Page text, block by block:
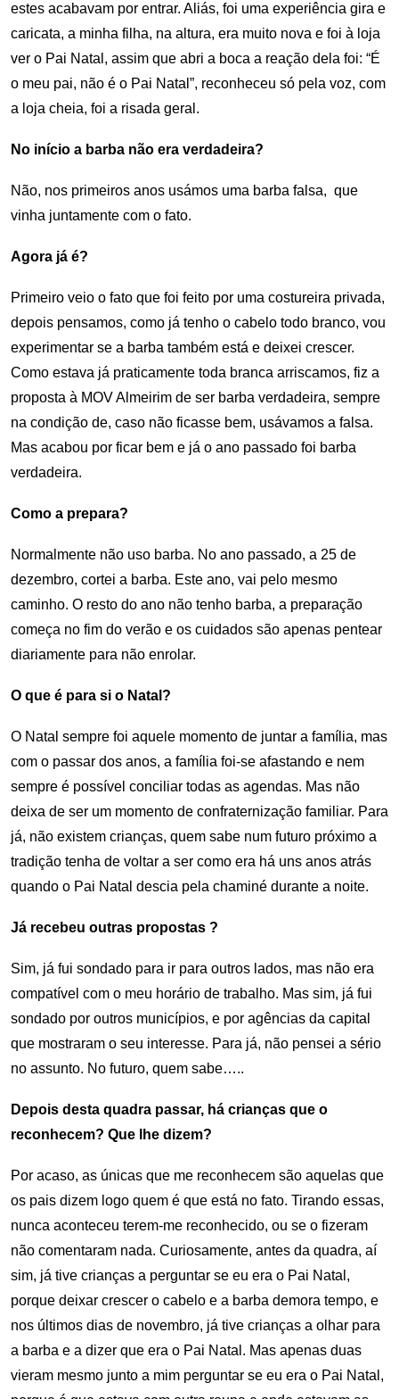
estes acabavam por entrar. Aliás, foi uma experiência gira e
caricata, a minha filha, na altura, era muito nova e foi à loja
ver o Pai Natal, assim que abri a boca a reação dela foi: “É
o meu pai, não é o Pai Natal”, reconheceu só pela voz, com
a loja cheia, foi a risada geral.
No início a barba não era verdadeira?
Não, nos primeiros anos usámos uma barba falsa, que
vinha juntamente com o fato.
Agora já é?
Primeiro veio o fato que foi feito por uma costureira privada,
depois pensamos, como já tenho o cabelo todo branco, vou
experimentar se a barba também está e deixei crescer.
Como estava já praticamente toda branca arriscamos, fiz a
proposta à MOV Almeirim de ser barba verdadeira, sempre
na condição de, caso não ficasse bem, usávamos a falsa.
Mas acabou por ficar bem e já o ano passado foi barba
verdadeira.
Como a prepara?
Normalmente não uso barba. No ano passado, a 25 de
dezembro, cortei a barba. Este ano, vai pelo mesmo
caminho. O resto do ano não tenho barba, a preparação
começa no fim do verão e os cuidados são apenas pentear
diariamente para não enrolar.
O que é para si o Natal?
O Natal sempre foi aquele momento de juntar a família, mas
com o passar dos anos, a família foi-se afastando e nem
sempre é possível conciliar todas as agendas. Mas não
deixa de ser um momento de confraternização familiar. Para
já, não existem crianças, quem sabe num futuro próximo a
tradição tenha de voltar a ser como era há uns anos atrás
quando o Pai Natal descia pela chaminé durante a noite.
Já recebeu outras propostas ?
Sim, já fui sondado para ir para outros lados, mas não era
compatível com o meu horário de trabalho. Mas sim, já fui
sondado por outros municípios, e por agências da capital
que mostraram o seu interesse. Para já, não pensei a sério
no assunto. No futuro, quem sabe…..
Depois desta quadra passar, há crianças que o
reconhecem? Que lhe dizem?
Por acaso, as únicas que me reconhecem são aquelas que
os pais dizem logo quem é que está no fato. Tirando essas,
nunca aconteceu terem-me reconhecido, ou se o fizeram
não comentaram nada. Curiosamente, antes da quadra, aí
sim, já tive crianças a perguntar se eu era o Pai Natal,
porque deixar crescer o cabelo e a barba demora tempo, e
nos últimos dias de novembro, já tive crianças a olhar para
a barba e a dizer que era o Pai Natal. Mas apenas duas
vieram mesmo junto a mim perguntar se eu era o Pai Natal,